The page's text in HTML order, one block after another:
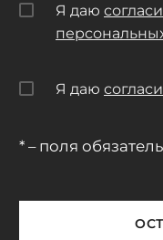
Я даю
Я даю
* – поля